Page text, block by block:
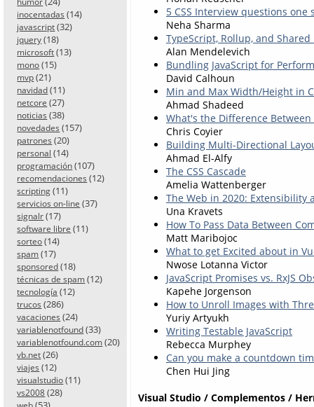
inocentadas (14)
javascript (32)
jquery (18)
microsoft (13)
mono (15)
mvp (21)
navidad (11)
netcore (27)
noticias (38)
novedades (157)
patrones (20)
personal (14)
programación (107)
recomendaciones (12)
scripting (11)
servicios on-line (37)
signalr (17)
software libre (11)
sorteo (14)
spam (17)
sponsored (18)
técnicas de spam (12)
tecnología (12)
trucos (286)
vacaciones (24)
variablenotfound (33)
variablenotfound.com (20)
vb.net (26)
viajes (12)
visualstudio (11)
vs2008 (28)
5 CSS Interview questions one
Neha Sharma
TypeScript, Rollup, and
Alan Mendelevich
Bundling JavaScript for
David Calhoun
Min and Max Width/Height in
Ahmad Shadeed
What's the Difference
Chris Coyier
Building Multi-Directional
Ahmad El-Alfy
The CSS Cascade
Amelia Wattenberger
The Web in 2020:
Una Kravets
How To Pass Data Between
Matt Maribojoc
What to get Excited about in
Nwose Lotanna Victor
JavaScript Promises vs. RxJS
Kapehe Jorgenson
How to Unroll Images with
Yuriy Artyukh
Writing Testable JavaScript
Rebecca Murphey
Can you make a countdown
Chen Hui Jing
Visual Studio / Complementos /